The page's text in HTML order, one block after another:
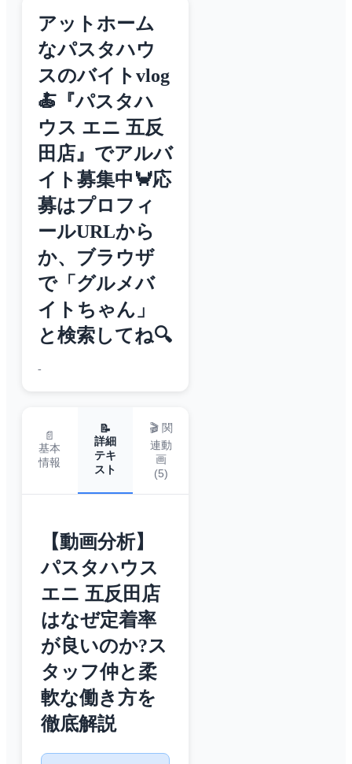
アットホーム
なパスタハウ
スのバイトvlog
🍝『パスタハ
ウス エニ 五反
田店』でアルバ
イト募集中🦀応
募はプロフィ
ールURLから
か、ブラウザ
で「グルメバ
イトちゃん」
と検索してね🔍
-
📄
基本
情報
📝
詳細
テキ
スト
🎬 関
連動
画
(5)
【動画分析】
パスタハウス
エニ 五反田店
はなぜ定着率
が良いのか?ス
タッフ仲と柔
軟な働き方を
徹底解説